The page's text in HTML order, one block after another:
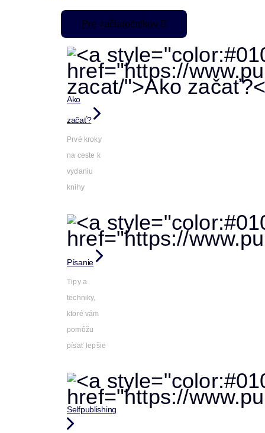
Pre začiatočníkov
Ako
začať?
Prvé kroky
na ceste k
vydaniu
knihy
Písanie
Tipy a
techniky,
ktoré vám
pomôžu
písať lepšie
Selfpublishing